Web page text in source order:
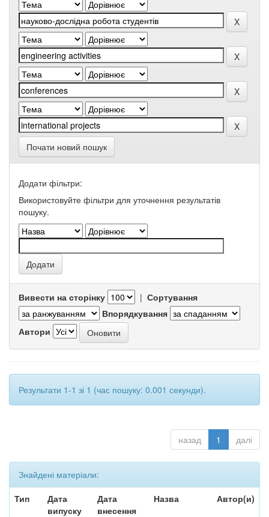
Почати новий пошук
Додати фільтри:
Використовуйте фільтри для уточнення результатів
пошуку.
Вивести на сторінку | Сортування
Впорядкування
Автори
Результати 1-1 зі 1 (час пошуку: 0.001 секунди).
назад 1 далі
Знайдені матеріали:
Тип
Дата
випуску
Дата
внесення
Назва Автор(и)